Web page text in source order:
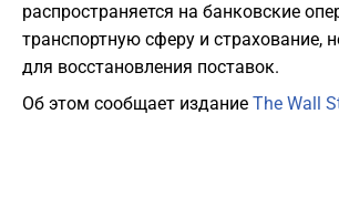
распространяется на банковские
транспортную сферу и страхование,
для восстановления поставок.
Об этом сообщает издание The Wall